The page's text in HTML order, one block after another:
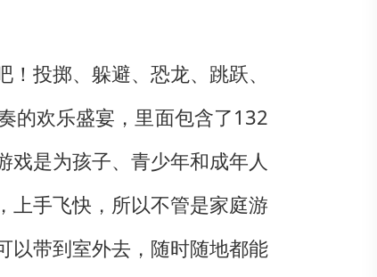
投掷、躲避、恐龙、跳跃、
的欢乐盛宴，里面包含了132
戏是为孩子、青少年和成年人
上手飞快，所以不管是家庭游
以带到室外去，随时随地都能